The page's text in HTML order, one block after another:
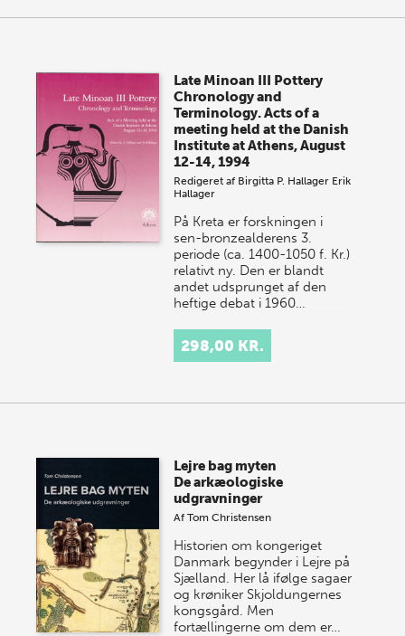
Late Minoan III Pottery
Chronology and
Terminology. Acts of a
meeting held at the Danish
Institute at Athens, August
12-14, 1994
Redigeret af Birgitta P. Hallager Erik
Hallager
På Kreta er forskningen i
sen-bronzealderens 3.
periode (ca. 1400-1050 f. Kr.)
relativt ny. Den er blandt
andet udsprunget af den
heftige debat i 1960…
298,00 KR.
Lejre bag myten
De arkæologiske
udgravninger
AfTom Christensen
Historien om kongeriget
Danmark begynder i Lejre på
Sjælland. Her lå ifølge sagaer
og krøniker Skjoldungernes
kongsgård. Men
fortællingerne om dem er…